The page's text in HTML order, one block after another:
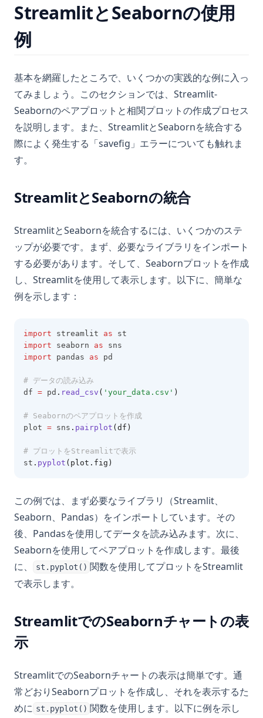
StreamlitとSeabornの使用
例
基本を網羅したところで、いくつかの実践的な例に入っ
てみましょう。このセクションでは、Streamlit-
Seabornのペアプロットと相関プロットの作成プロセス
を説明します。また、StreamlitとSeabornを統合する
際によく発生する「savefig」エラーについても触れま
す。
StreamlitとSeabornの統合
StreamlitとSeabornを統合するには、いくつかのステ
ップが必要です。まず、必要なライブラリをインポート
する必要があります。そして、Seabornプロットを作成
し、Streamlitを使用して表示します。以下に、簡単な
例を示します：
import streamlit as st
import seaborn as sns
import pandas as pd
# データの読み込み
df = pd . read_csv ( 'your_data.csv' )
# Seabornのペアプロットを作成
plot = sns . pairplot (df)
# プロットをStreamlitで表示
st . pyplot (plot.fig)
この例では、まず必要なライブラリ（Streamlit、
Seaborn、Pandas）をインポートしています。その
後、Pandasを使用してデータを読み込みます。次に、
Seabornを使用してペアプロットを作成します。最後
に、
st.pyplot() 関数を使用してプロットをStreamlit
で表示します。
StreamlitでのSeabornチャートの表
示
StreamlitでのSeabornチャートの表示は簡単です。通
常どおりSeabornプロットを作成し、それを表示するた
めに st.pyplot() 関数を使用します。以下に例を示し